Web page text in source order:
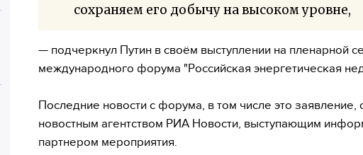
сохраняем его добычу на высоком уровне,
— подчеркнул Путин в своём выступлении на пленарной
международного форума "Российская энергетическая
Последние новости с форума, в том числе это заявление,
новостным агентством РИА Новости, выступающим
партнером мероприятия.